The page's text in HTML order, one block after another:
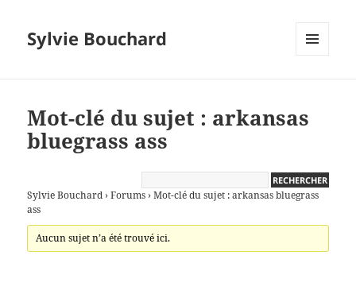
Sylvie Bouchard
Mot-clé du sujet : arkansas
bluegrass ass
Sylvie Bouchard › Forums › Mot-clé du sujet : arkansas bluegrass
ass
Aucun sujet n’a été trouvé ici.